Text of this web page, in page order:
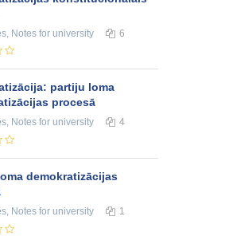
Notes for university 6
partiju loma
procesā
Notes for university 4
demokratizācijas
Notes for university 1